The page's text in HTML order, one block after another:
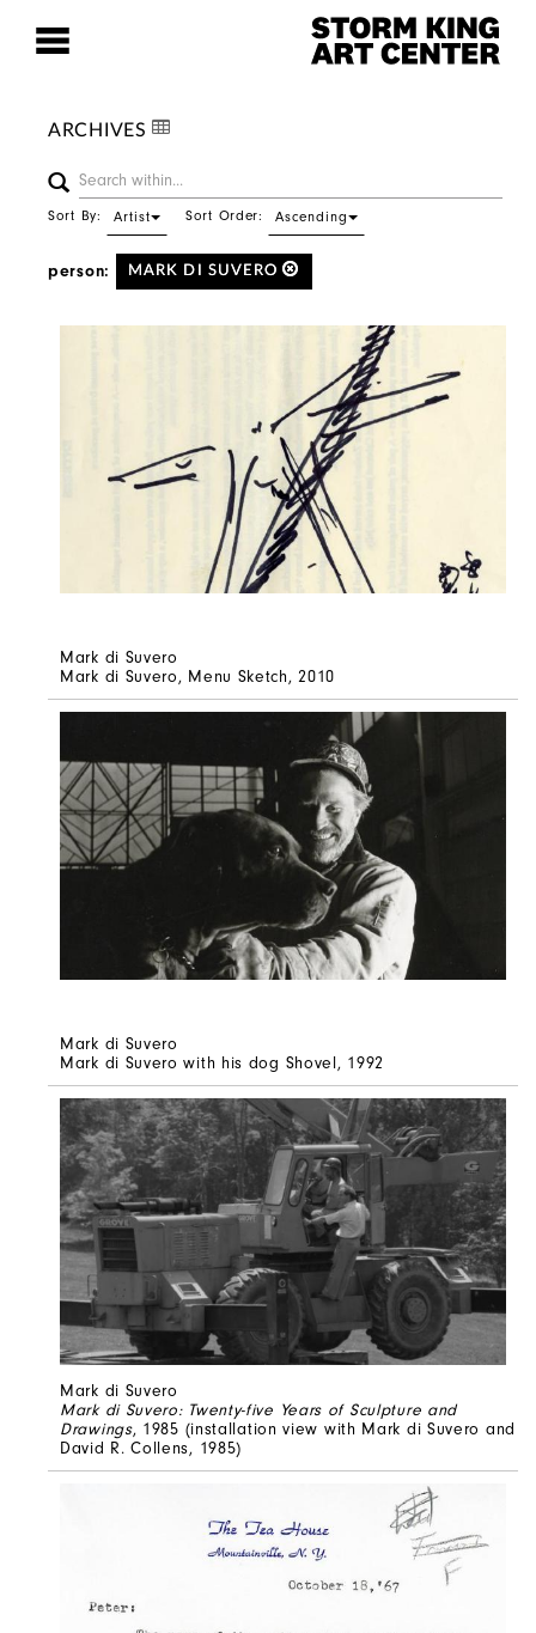
ARCHIVES
Sort By: Artist Sort Order: Ascending
person: MARK DI SUVERO
Mark di Suvero
Mark di Suvero, Menu Sketch, 2010
Mark di Suvero
Mark di Suvero with his dog Shovel, 1992
Mark di Suvero
Mark di Suvero: Twenty-five Years of Sculpture and
Drawings, 1985 (installation view with Mark di Suvero and
David R. Collens, 1985)